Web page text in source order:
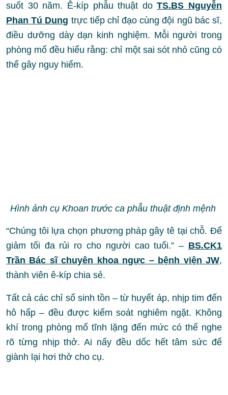
suốt 30 năm. Ê-kíp phẫu thuật doTS.BS Nguyễn
Phan Tú Dung trực tiếp chỉ đạo cùng đội ngũ bác sĩ,
điều dưỡng dày dạn kinh nghiệm. Mỗi người trong
phòng mổ đều hiểu rằng: chỉ một sai sót nhỏ cũng có
thể gây nguy hiểm.
Hình ảnh cụ Khoan trước ca phẫu thuật định mệnh
“Chúng tôi lựa chọn phương pháp gây tê tại chỗ. Để
giảm tối đa rủi ro cho người cao tuổi.” – BS.CK1
Trần Bác sĩ chuyên khoa ngực – bệnh viện JW,
thành viên ê-kíp chia sẻ.
Tất cả các chỉ số sinh tồn – từ huyết áp, nhịp tim đến
hô hấp – đều được kiểm soát nghiêm ngặt. Không
khí trong phòng mổ tĩnh lặng đến mức có thể nghe
rõ từng nhịp thở. Ai nấy đều dốc hết tâm sức để
giành lại hơi thở cho cụ.